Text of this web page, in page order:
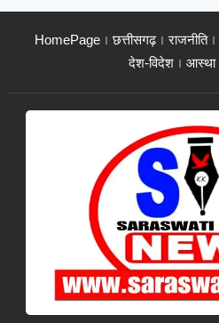
HomePage छत्तीसगढ़ राजनीति
देश-विदेश
आस्था